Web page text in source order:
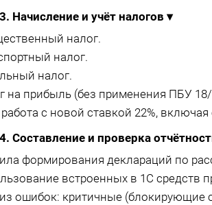
Начисление и учёт налогов ▾
налог.
налог.
налог.
на прибыль (без применения ПБУ
с новой ставкой 22%, включая
Составление и проверка
формирования деклараций по
встроенных в 1С средств
ошибок: критичные (блокирующие